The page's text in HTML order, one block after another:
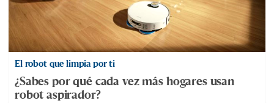
El robot que limpia por ti
¿Sabes por qué cada vez más hogares usan
robot aspirador?